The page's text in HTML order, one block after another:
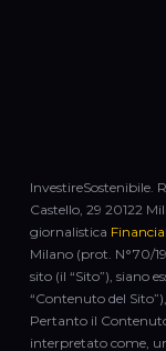
InvestireSostenibile.
Castello, 29 20122
giornalistica
Milano (prot. N°70/
sito (il “Sito”), siano
“Contenuto del
Pertanto il
interpretato come,